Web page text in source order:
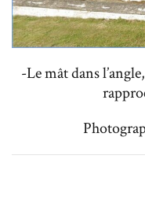
-Le mât dans